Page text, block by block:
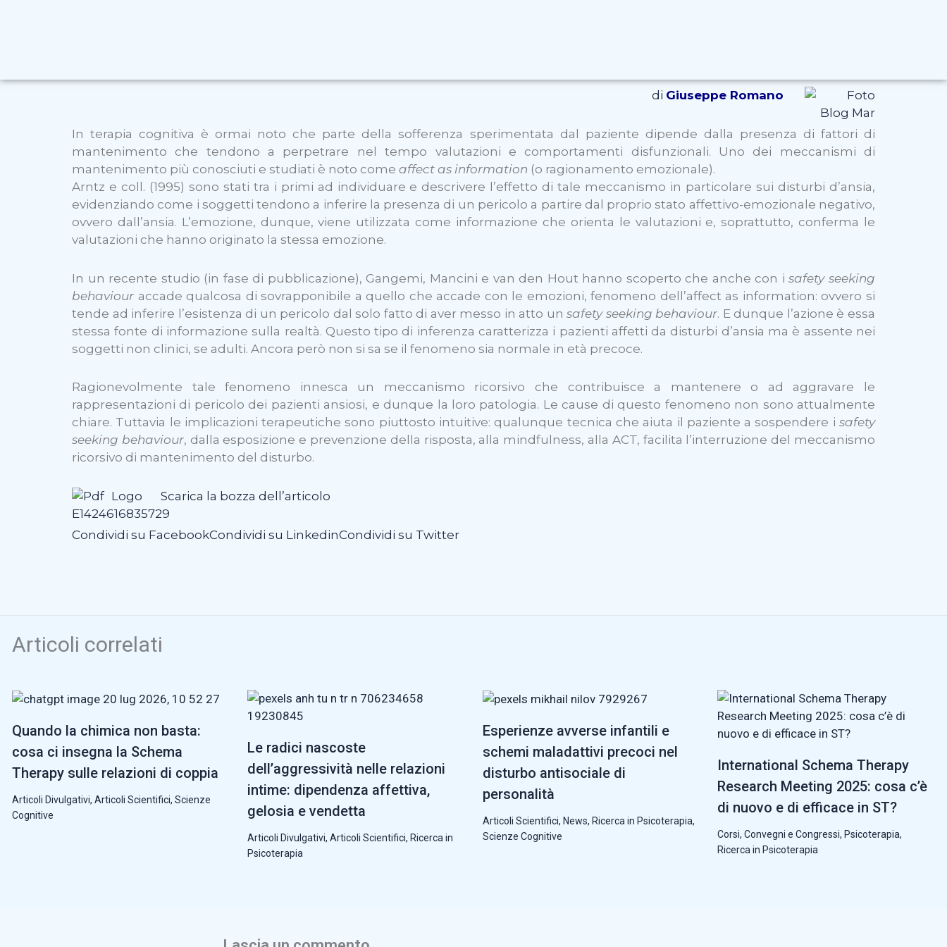
di Giuseppe Romano
In terapia cognitiva è ormai noto che parte della sofferenza sperimentata dal paziente dipende dalla presenza di fattori di
mantenimento che tendono a perpetrare nel tempo valutazioni e comportamenti disfunzionali. Uno dei meccanismi di
mantenimento più conosciuti e studiati è noto come affect as information (o ragionamento emozionale).
Arntz e coll. (1995) sono stati tra i primi ad individuare e descrivere l’effetto di tale meccanismo in particolare sui disturbi d’ansia,
evidenziando come i soggetti tendono a inferire la presenza di un pericolo a partire dal proprio stato affettivo-emozionale negativo,
ovvero dall’ansia. L’emozione, dunque, viene utilizzata come informazione che orienta le valutazioni e, soprattutto, conferma le
valutazioni che hanno originato la stessa emozione.
In un recente studio (in fase di pubblicazione), Gangemi, Mancini e van den Hout hanno scoperto che anche con isafety seeking
behaviour accade qualcosa di sovrapponibile a quello che accade con le emozioni, fenomeno dell’affect as information: ovvero si
tende ad inferire l’esistenza di un pericolo dal solo fatto di aver messo in atto unsafety seeking behaviour. E dunque l’azione è essa
stessa fonte di informazione sulla realtà. Questo tipo di inferenza caratterizza i pazienti affetti da disturbi d’ansia ma è assente nei
soggetti non clinici, se adulti. Ancora però non si sa se il fenomeno sia normale in età precoce.
Ragionevolmente tale fenomeno innesca un meccanismo ricorsivo che contribuisce a mantenere o ad aggravare le
rappresentazioni di pericolo dei pazienti ansiosi, e dunque la loro patologia. Le cause di questo fenomeno non sono attualmente
chiare. Tuttavia le implicazioni terapeutiche sono piuttosto intuitive: qualunque tecnica che aiuta il paziente a sospendere i safety
seeking behaviour, dalla esposizione e prevenzione della risposta, alla mindfulness, alla ACT, facilita l’interruzione del meccanismo
ricorsivo di mantenimento del disturbo.
Scarica la bozza dell’articolo
Condividi su FacebookCondividi su LinkedinCondividi su Twitter
Articoli correlati
Quando la chimica non basta:
cosa ci insegna la Schema
Therapy sulle relazioni di coppia
Articoli Divulgativi, Articoli Scientifici, Scienze
Cognitive
Le radici nascoste
dell’aggressività nelle relazioni
intime: dipendenza affettiva,
gelosia e vendetta
Articoli Divulgativi, Articoli Scientifici, Ricerca in
Psicoterapia
Esperienze avverse infantili e
schemi maladattivi precoci nel
disturbo antisociale di
personalità
Articoli Scientifici, News, Ricerca in Psicoterapia,
Scienze Cognitive
International Schema Therapy
Research Meeting 2025: cosa c’è
di nuovo e di efficace in ST?
Corsi, Convegni e Congressi,Psicoterapia,
Ricerca in Psicoterapia